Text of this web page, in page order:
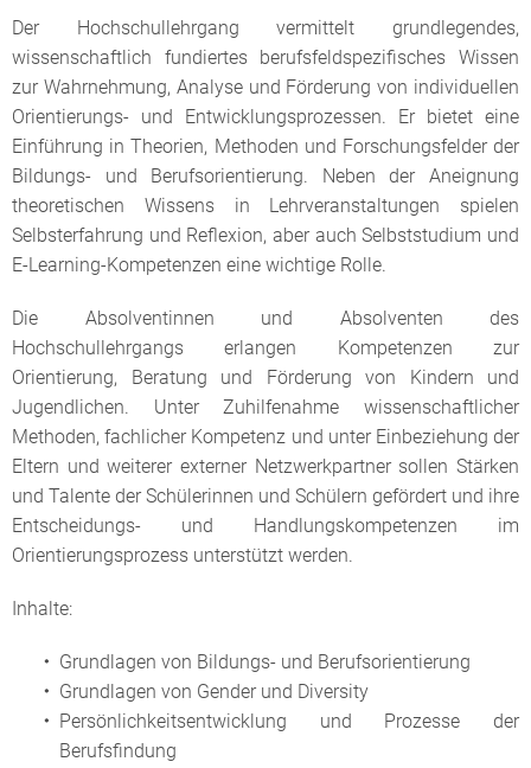
Der Hochschullehrgang vermittelt grundlegendes,
wissenschaftlich fundiertes berufsfeldspezifisches Wissen
zur Wahrnehmung, Analyse und Förderung von individuellen
Orientierungs- und Entwicklungsprozessen. Er bietet eine
Einführung in Theorien, Methoden und Forschungsfelder der
Bildungs- und Berufsorientierung. Neben der Aneignung
theoretischen Wissens in Lehrveranstaltungen spielen
Selbsterfahrung und Reflexion, aber auch Selbststudium und
E-Learning-Kompetenzen eine wichtige Rolle.
Die Absolventinnen und Absolventen des
Hochschullehrgangs erlangen Kompetenzen zur
Orientierung, Beratung und Förderung von Kindern und
Jugendlichen. Unter Zuhilfenahme wissenschaftlicher
Methoden, fachlicher Kompetenz und unter Einbeziehung der
Eltern und weiterer externer Netzwerkpartner sollen Stärken
und Talente der Schülerinnen und Schülern gefördert und ihre
Entscheidungs- und Handlungskompetenzen im
Orientierungsprozess unterstützt werden.
Inhalte:
Grundlagen von Bildungs- und Berufsorientierung
Grundlagen von Gender und Diversity
Persönlichkeitsentwicklung und Prozesse der
Berufsfindung